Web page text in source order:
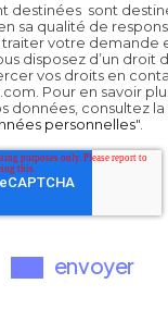
destinées sont
sa qualité de
votre demande
disposez d’un droit
vos droits en
Pour en savoir
données, consultez
personnelles".